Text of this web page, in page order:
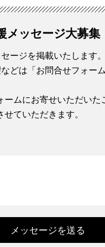
メッセージ大募集
ージを掲載いたします。
どは「お問合せフォー
ームにお寄せいただいた
ていただきます。